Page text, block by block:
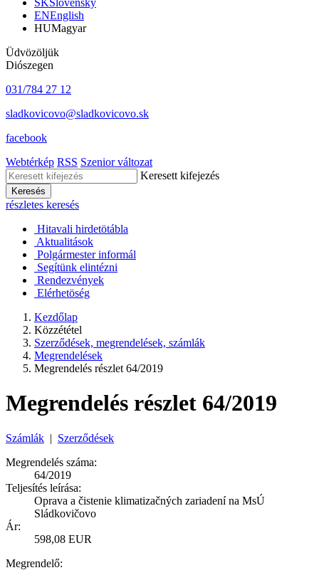
SKSlovensky
ENEnglish
HUMagyar
Üdvözöljük
Diószegen
031/784 27 12
sladkovicovo@sladkovicovo.sk
facebook
Webtérkép RSS Szenior változat
Keresett kifejezés
Keresés
részletes keresés
Hitavali hirdetötábla
Aktualitások
Polgármester informál
Segítünk elintézni
Rendezvények
Elérhetöség
Kezdőlap
Közzététel
Szerződések, megrendelések, számlák
Megrendelések
Megrendelés részlet 64/2019
Megrendelés részlet 64/2019
Számlák | Szerződések
Megrendelés száma:
64/2019
Teljesítés leírása:
Oprava a čistenie klimatizačných zariadení na MsÚ
Sládkovičovo
Ár:
598,08 EUR
Megrendelő: